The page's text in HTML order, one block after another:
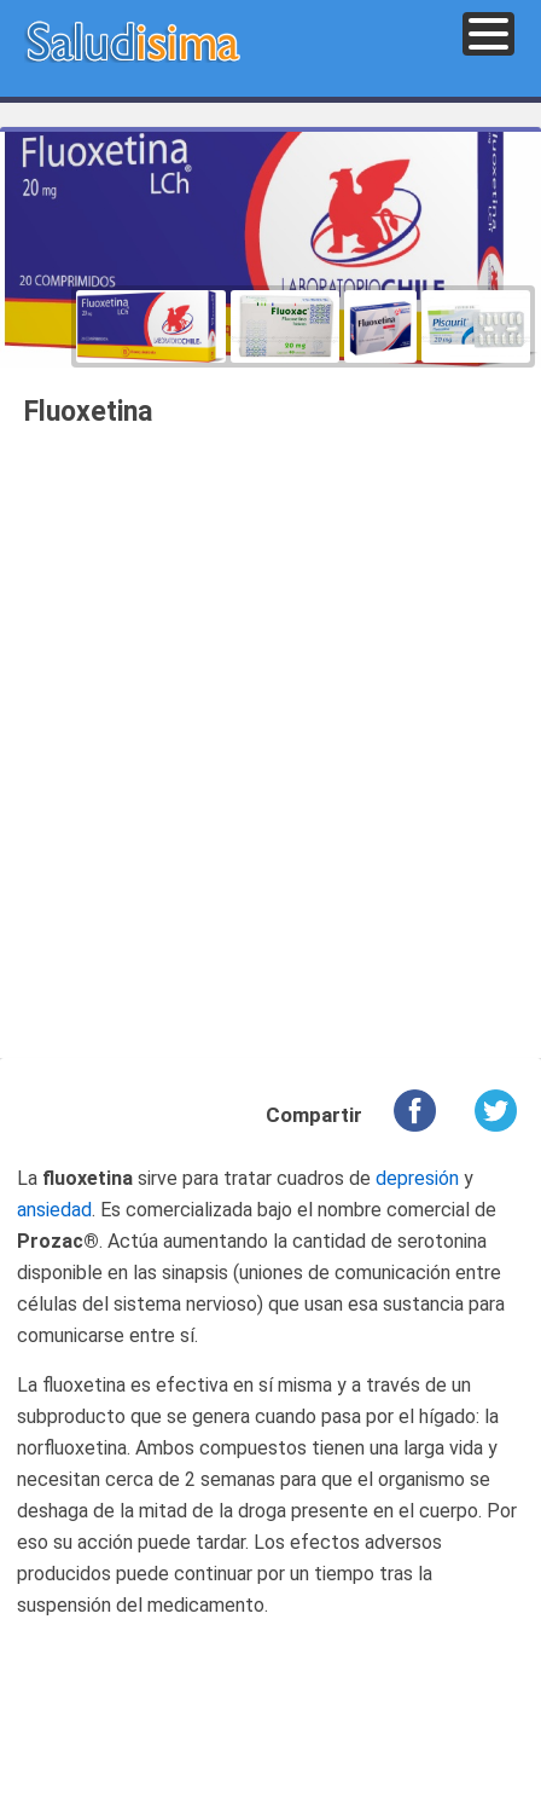
Fluoxetina
Compartir
La fluoxetina sirve para tratar cuadros de depresión y
ansiedad. Es comercializada bajo el nombre comercial de
Prozac®. Actúa aumentando la cantidad de serotonina
disponible en las sinapsis (uniones de comunicación entre
células del sistema nervioso) que usan esa sustancia para
comunicarse entre sí.
La fluoxetina es efectiva en sí misma y a través de un
subproducto que se genera cuando pasa por el hígado: la
norfluoxetina. Ambos compuestos tienen una larga vida y
necesitan cerca de 2 semanas para que el organismo se
deshaga de la mitad de la droga presente en el cuerpo. Por
eso su acción puede tardar. Los efectos adversos
producidos puede continuar por un tiempo tras la
suspensión del medicamento.